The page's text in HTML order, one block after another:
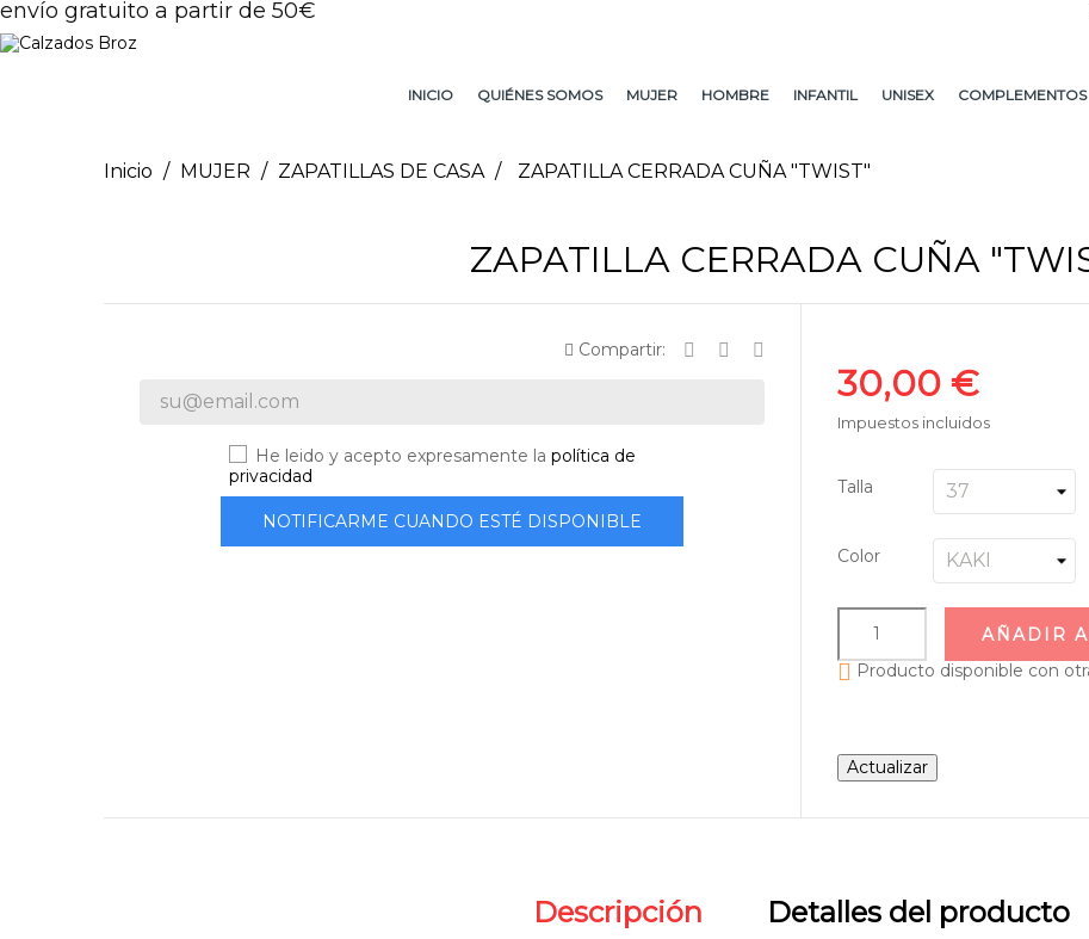
envío gratuito a partir de 50€
INICIO QUIÉNES SOMOS MUJER HOMBRE INFANTIL UNISEX COMPLEMENTOS
Inicio MUJER ZAPATILLAS DE CASA ZAPATILLA CERRADA CUÑA "TWIST"
ZAPATILLA CERRADA CUÑA
Compartir:
He leido y acepto expresamente lapolítica de
privacidad
NOTIFICARME CUANDO ESTÉ DISPONIBLE
30,00 €
Impuestos incluidos
Talla
Color
AÑADIR
 Producto disponible con
Descripción Detalles del producto